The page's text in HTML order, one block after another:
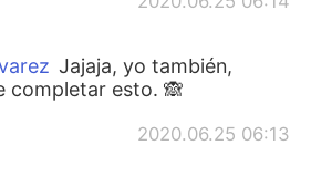
Jajaja, yo también,
completar esto. 🙈
2020.06.25 06:13